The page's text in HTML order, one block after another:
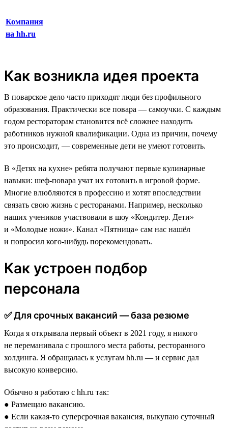
Компания
на hh.ru
Как возникла идея проекта
В поварское дело часто приходят люди без профильного
образования. Практически все повара — самоучки. С каждым
годом рестораторам становится всё сложнее находить
работников нужной квалификации. Одна из причин, почему
это происходит, — современные дети не умеют готовить.
В «Детях на кухне» ребята получают первые кулинарные
навыки: шеф-повара учат их готовить в игровой форме.
Многие влюбляются в профессию и хотят впоследствии
связать свою жизнь с ресторанами. Например, несколько
наших учеников участвовали в шоу «Кондитер. Дети»
и «Молодые ножи». Канал «Пятница» сам нас нашёл
и попросил кого-нибудь порекомендовать.
Как устроен подбор
персонала
✅ Для срочных вакансий — база резюме
Когда я открывала первый объект в 2021 году, я никого
не переманивала с прошлого места работы, ресторанного
холдинга. Я обращалась к услугам hh.ru — и сервис дал
высокую конверсию.
Обычно я работаю с hh.ru так:
● Размещаю вакансию.
● Если какая-то суперсрочная вакансия, выкупаю суточный